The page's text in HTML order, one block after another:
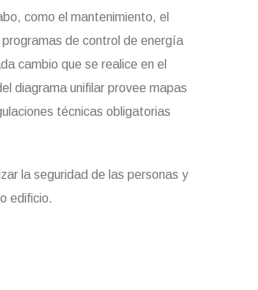
como el mantenimiento, el
de control de energía
cambio que se realice en el
diagrama unifilar provee mapas
técnicas obligatorias
la seguridad de las personas y
edificio.